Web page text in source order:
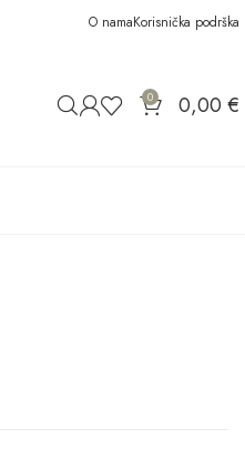
O namaKorisnička podrška
0 0,00 €